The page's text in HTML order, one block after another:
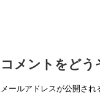
コメントをどう
メールアドレスが公開され